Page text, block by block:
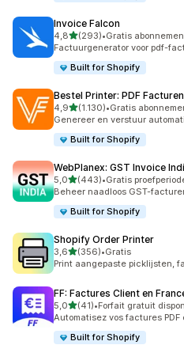
Invoice Falcon
4,8van 5 sterren
(293)
293 recensies in totaal
•Gratis
Factuurgenerator voor pdf-
Built for Shopify
Bestel Printer: PDF Facturen
4,9van 5 sterren
(1.130)
1130 recensies in totaal
•Gratis
Genereer en verstuur
Built for Shopify
WebPlanex: GST Invoice
5,0van 5 sterren
(443)
443 recensies in totaal
•Gratis
Beheer naadloos GST-
Built for Shopify
Shopify Order Printer
3,6van 5 sterren
(356)
356 recensies in totaal
•Gratis
Print aangepaste picklijsten,
FF: Factures Client en
5,0van 5 sterren
(41)
41 recensies in totaal
•Forfait gratuit
Automatisez vos factures
Built for Shopify